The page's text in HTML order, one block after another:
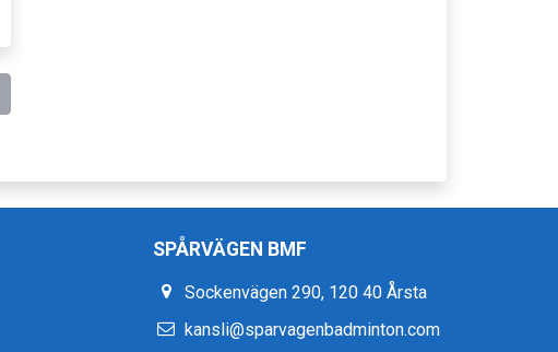
SPÅRVÄGEN BMF
Sockenvägen 290, 120 40 Årsta
kansli@sparvagenbadminton.com